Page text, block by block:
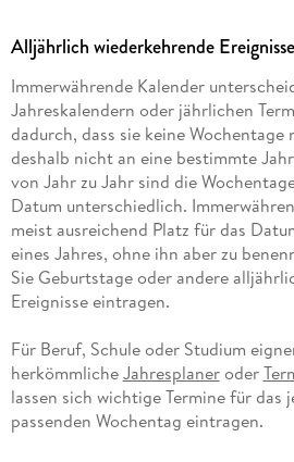
Alljährlich wiederkehrende
Immerwährende Kalender
Jahreskalendern oder jährlichen
dadurch, dass sie keine Wochentage
deshalb nicht an eine bestimmte
von Jahr zu Jahr sind die
Datum unterschiedlich.
meist ausreichend Platz für das
eines Jahres, ohne ihn aber zu
Sie Geburtstage oder andere
Ereignisse eintragen.
Für Beruf, Schule oder Studium
herkömmlicheJahresplaneroder
lassen sich wichtige Termine für das
passenden Wochentag eintragen.